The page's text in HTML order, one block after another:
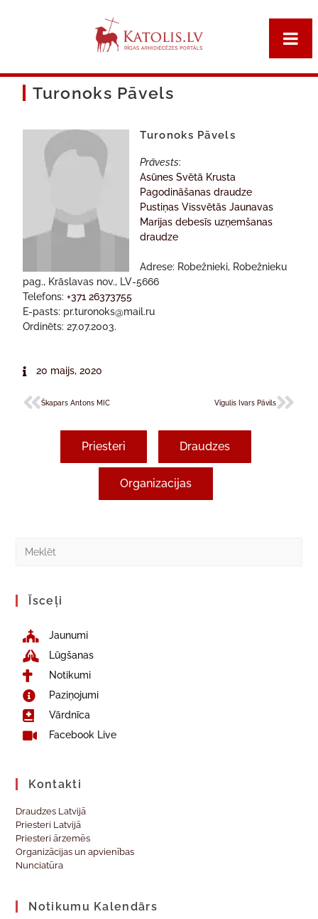
Turonoks Pāvels
Turonoks Pāvels
Prāvests:
Asūnes Svētā Krusta
Pagodināšanas draudze
Pustiņas Vissvētās Jaunavas
Marijas debesīs uzņemšanas
draudze
Adrese: Robežnieki, Robežnieku
pag., Krāslavas nov., LV-5666
Telefons:+371 26373755
E-pasts: pr.turonoks@mail.ru
Ordinēts: 27.07.2003.
20 maijs, 2020
Škapars Antons MIC Vīgulis Ivars Pāvils
Priesteri Draudzes
Organizacijas
Īsceļi
Jaunumi
Lūgšanas
Notikumi
Paziņojumi
Vārdnīca
Facebook Live
Kontakti
Draudzes Latvijā
Priesteri Latvijā
Priesteri ārzemēs
Organizācijas un apvienības
Nunciatūra
Notikumu Kalendārs